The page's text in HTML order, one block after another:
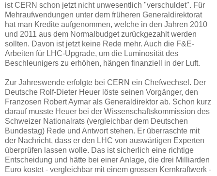
ist CERN schon jetzt nicht unwesentlich "verschuldet". Für
Mehraufwendungen unter dem früheren Generaldirektorat
hat man Kredite aufgenommen, welche in den Jahren 2010
und 2011 aus dem Normalbudget zurückgezahlt werden
sollten. Davon ist jetzt keine Rede mehr. Auch die F&E-
Arbeiten für LHC-Upgrade, um die Luminosität des
Beschleunigers zu erhöhen, hängen finanziell in der Luft.
Zur Jahreswende erfolgte bei CERN ein Chefwechsel. Der
Deutsche Rolf-Dieter Heuer löste seinen Vorgänger, den
Franzosen Robert Aymar als Generaldirektor ab. Schon kurz
darauf musste Heuer bei der Wissenschaftskommission des
Schweizer Nationalrats (vergleichbar dem Deutschen
Bundestag) Rede und Antwort stehen. Er überraschte mit
der Nachricht, dass er den LHC von auswärtigen Experten
überprüfen lassen wolle. Das ist sicherlich eine richtige
Entscheidung und hätte bei einer Anlage, die drei Milliarden
Euro kostet - vergleichbar mit einem grossen Kernkraftwerk -